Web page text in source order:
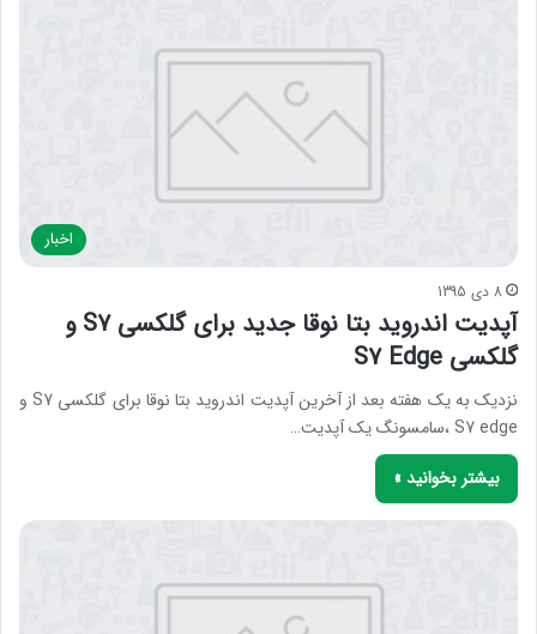
اخبار
8 دی 1395
آپدیت اندروید بتا نوقا جدید برای گلکسی S7 و
گلکسی S7 Edge
نزدیک به یک هفته بعد از آخرین آپدیت اندروید بتا نوقا برای گلکسی S7 و
S7 edge ،سامسونگ یک آپدیت…
بیشتر بخوانید »